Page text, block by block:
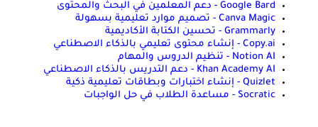
Google Bard - دعم المعلمين في البحث والمحتوى
Canva Magic - تصميم موارد تعليمية بسهولة
Grammarly - تحسين الكتابة الأكاديمية
Copy.ai - إنشاء محتوى تعليمي بالذكاء الاصطناعي
Notion AI - تنظيم الدروس والمهام
Khan Academy AI - دعم التدريس بالذكاء الاصطناعي
Quizlet - إنشاء اختبارات وبطاقات تعليمية ذكية
Socratic - مساعدة الطلاب في حل الواجبات